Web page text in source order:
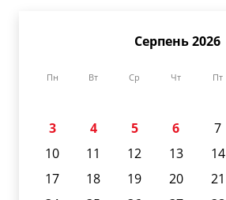
Серпень 2026
Пн Вт Ср Чт Пт
3
4 5 6 7
10
11 12 13 14
17
18 19 20 21